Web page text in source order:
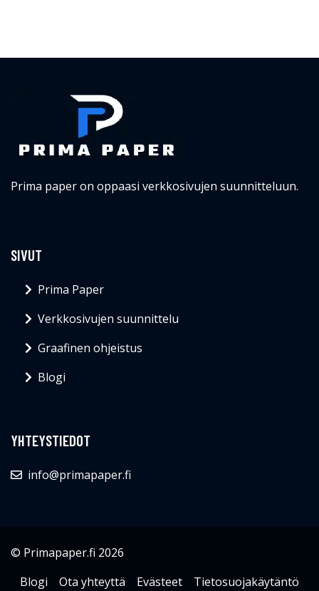
Prima paper on oppaasi verkkosivujen suunnitteluun.
SIVUT
Prima Paper
Verkkosivujen suunnittelu
Graafinen ohjeistus
Blogi
YHTEYSTIEDOT
info@primapaper.fi
© Primapaper.fi 2026
Blogi
Ota yhteyttä Evästeet Tietosuojakäytäntö